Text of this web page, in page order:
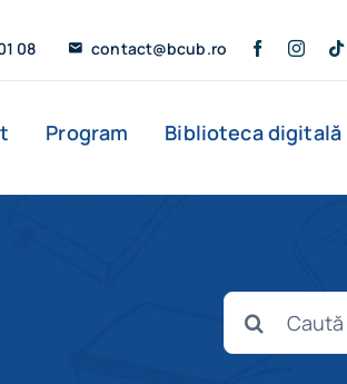
08 contact@bcub.ro
Program Biblioteca digitală
Cautare...